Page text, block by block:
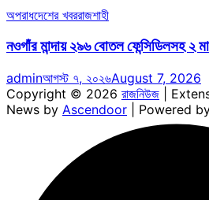
অপরাধদেশের খবররাজশাহী
নওগাঁর মান্দায় ২৯৬ বোতল ফেন্সিডিলসহ ২
adminআগস্ট ৭, ২০২৬August 7, 2026
Copyright © 2026 রাজনিউজ |
News by Ascendoor | Powered